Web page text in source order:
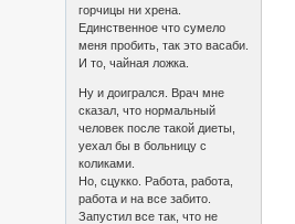
горчицы ни хрена.
Единственное что сумело
меня пробить, так это васаби.
И то, чайная ложка.
Ну и доигрался. Врач мне
сказал, что нормальный
человек после такой диеты,
уехал бы в больницу с
коликами.
Но, сцукко. Работа, работа,
работа и на все забито.
Запустил все так, что не